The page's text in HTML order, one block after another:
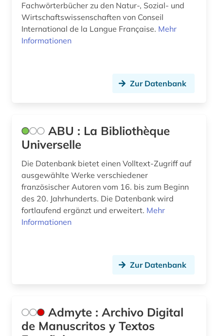
buch (1)
buchdruck (1)
calderón de la barca, pedro | schriftsteller;
geistlicher; dramatiker; librettist; lyriker;
schriftsteller (1)
canada (1)
chemie (5)
chinesisch (3)
dante (3)
dante <alighieri> (1)
Fachwörterbücher zu den Natur-, Sozial- und
Wirtschaftswissenschaften von Conseil
International de la Langue Française. Mehr
Informationen
Zur Datenbank
ABU : La Bibliothèque
Universelle
Die Datenbank bietet einen Volltext-Zugriff auf
ausgewählte Werke verschiedener
französischer Autoren vom 16. bis zum Beginn
des 20. Jahrhunderts. Die Datenbank wird
fortlaufend ergänzt und erweitert. Mehr
Informationen
Zur Datenbank
Admyte : Archivo Digital
de Manuscritos y Textos